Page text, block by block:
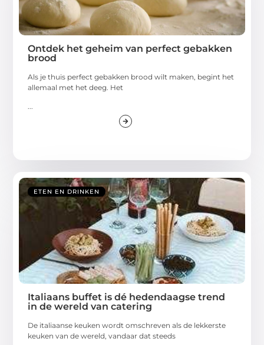
Ontdek het geheim van perfect gebakken
brood
Als je thuis perfect gebakken brood wilt maken, begint het
allemaal met het deeg. Het
...
ETEN EN DRINKEN
Italiaans buffet is dé hedendaagse trend
in de wereld van catering
De italiaanse keuken wordt omschreven als de lekkerste
keuken van de wereld, vandaar dat steeds